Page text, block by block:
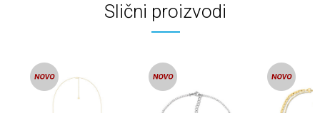
Slični proizvodi